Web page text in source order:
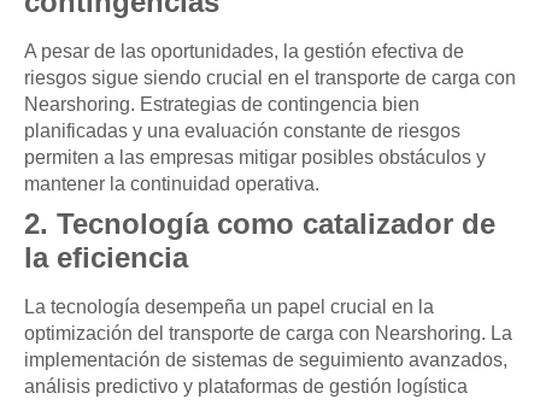
A pesar de las oportunidades, la gestión efectiva de
riesgos sigue siendo crucial en el transporte de carga con
Nearshoring. Estrategias de contingencia bien
planificadas y una evaluación constante de riesgos
permiten a las empresas mitigar posibles obstáculos y
mantener la continuidad operativa.
2. Tecnología como catalizador de
la eficiencia
La tecnología desempeña un papel crucial en la
optimización del transporte de carga con Nearshoring. La
implementación de sistemas de seguimiento avanzados,
análisis predictivo y plataformas de gestión logística